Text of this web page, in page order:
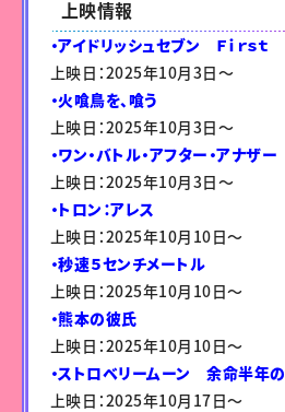
上映情報
・アイドリッシュセブン Ｆｉｒｓｔ
上映日：2025年10月3日〜
・火喰鳥を、喰う
上映日：2025年10月3日〜
・ワン・バトル・アフター・アナザー
上映日：2025年10月3日〜
・トロン：アレス
上映日：2025年10月10日〜
・秒速５センチメートル
上映日：2025年10月10日〜
・熊本の彼氏
上映日：2025年10月10日〜
・ストロベリームーン 余命半年
上映日：2025年10月17日〜